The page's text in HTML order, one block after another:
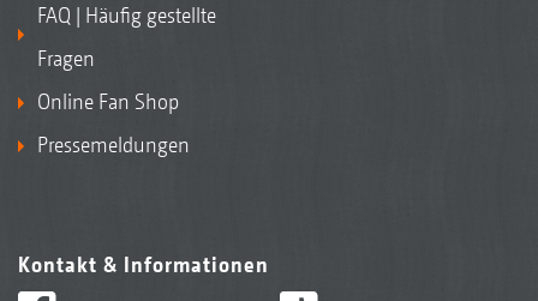
FAQ | Häufig gestellte
Fragen
Online Fan Shop
Pressemeldungen
Kontakt & Informationen